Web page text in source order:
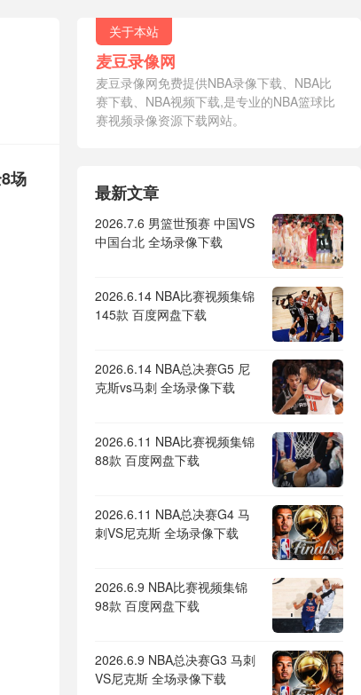
场
关于本站
麦豆录像网
麦豆录像网免费提供NBA录像下载、NBA比
赛下载、NBA视频下载,是专业的NBA篮球比
赛视频录像资源下载网站。
最新文章
2026.7.6 男篮世预赛 中国VS
中国台北 全场录像下载
2026.6.14 NBA比赛视频集锦
145款 百度网盘下载
2026.6.14 NBA总决赛G5 尼
克斯vs马刺 全场录像下载
2026.6.11 NBA比赛视频集锦
88款 百度网盘下载
2026.6.11 NBA总决赛G4 马
刺VS尼克斯 全场录像下载
2026.6.9 NBA比赛视频集锦
98款 百度网盘下载
2026.6.9 NBA总决赛G3 马刺
VS尼克斯 全场录像下载